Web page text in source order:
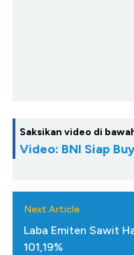
Saksikan video di
Video: BNI Siap
Next Article
Laba Emiten Sawit
101,19%